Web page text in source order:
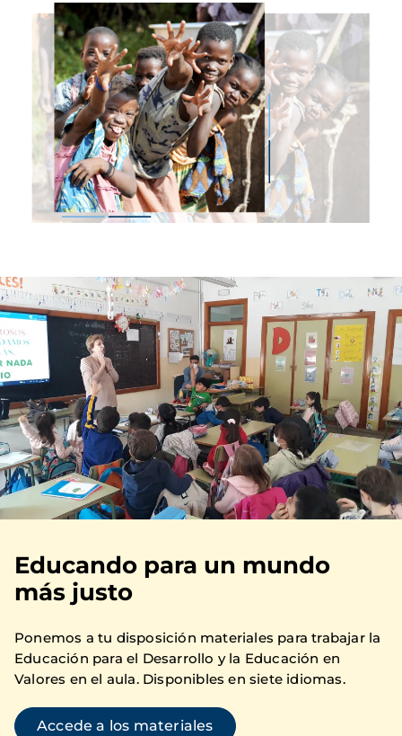
Educando para un mundo
más justo
Ponemos a tu disposición materiales para trabajar la
Educación para el Desarrollo y la Educación en
Valores en el aula. Disponibles en siete idiomas.
Accede a los materiales